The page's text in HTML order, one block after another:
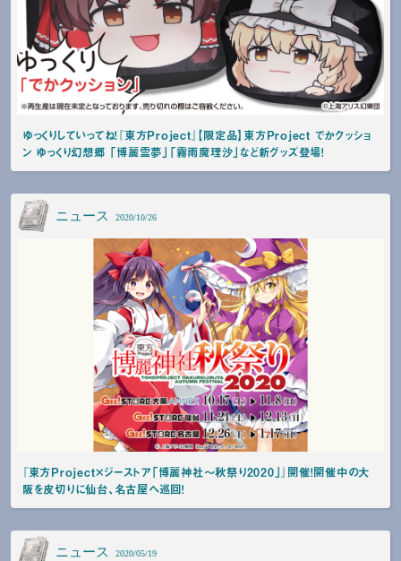
ゆっくりしていってね！『東方Project』【限定品】東方Project でかクッショ
ン ゆっくり幻想郷 「博麗霊夢」「霧雨魔理沙」など新グッズ登場！
ニュース 2020/10/26
『東方Project×ジーストア「博麗神社～秋祭り2020」』開催！開催中の大
阪を皮切りに仙台、名古屋へ巡回！
ニュース 2020/05/19